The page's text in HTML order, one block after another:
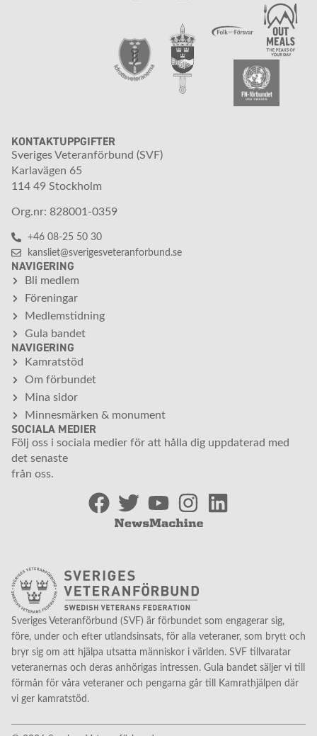
KONTAKTUPPGIFTER
Sveriges Veteranförbund (SVF)
Karlavägen 65
114 49 Stockholm
Org.nr: 828001-0359
+46 08-25 50 30
kansliet@sverigesveteranforbund.se
NAVIGERING
Bli medlem
Föreningar
Medlemstidning
Gula bandet
NAVIGERING
Kamratstöd
Om förbundet
Mina sidor
Minnesmärken & monument
SOCIALA MEDIER
Följ oss i sociala medier för att hålla dig uppdaterad med
det senaste
från oss.
Sveriges Veteranförbund (SVF) är förbundet som engagerar sig,
före, under och efter utlandsinsats, för alla veteraner, som brytt och
bryr sig om att hjälpa utsatta människor i världen. SVF tillvaratar
veteranernas och deras anhörigas intressen. Gula bandet säljer vi till
förmån för våra veteraner och pengarna går till Kamrathjälpen där
vi ger kamratstöd.